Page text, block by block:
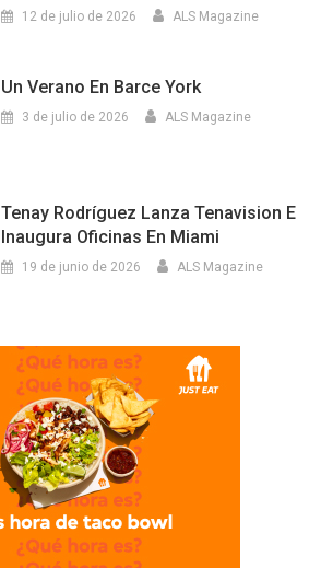
12 de julio de 2026 ALS Magazine
Un Verano En Barce York
3 de julio de 2026 ALS Magazine
Tenay Rodríguez Lanza Tenavision E
Inaugura Oficinas En Miami
19 de junio de 2026 ALS Magazine